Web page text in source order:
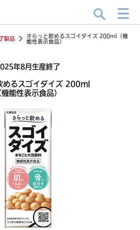
製品 さらっと飲めるスゴイダイズ 200ml（機
能性表示食品）
年8月生産終了
めるスゴイダイズ 200ml
機能性表示食品）